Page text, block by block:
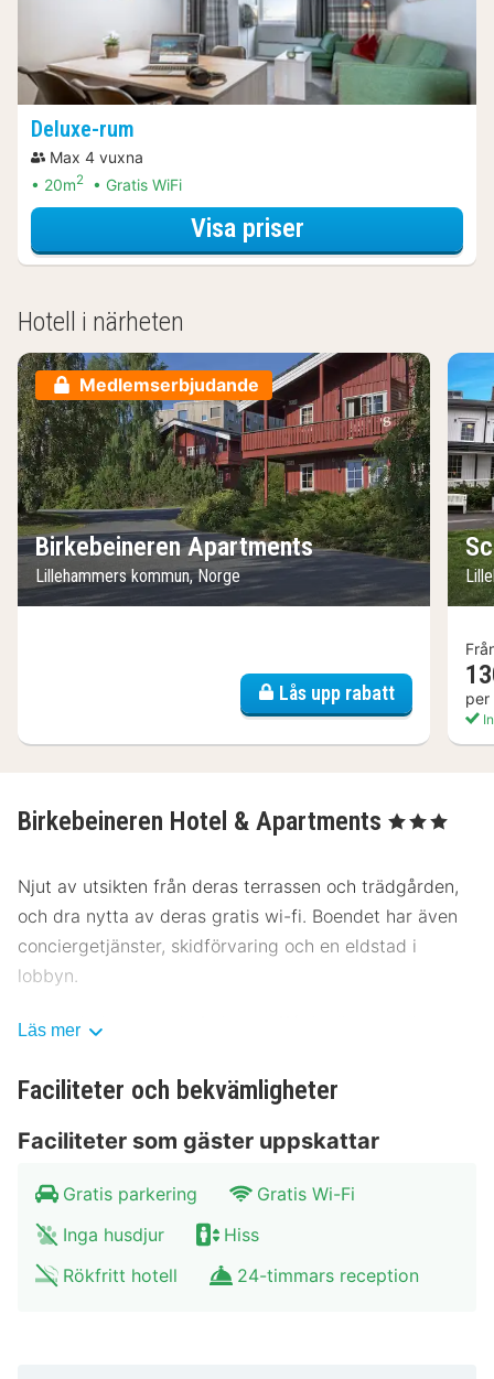
Deluxe-rum
Max 4 vuxna
20m2 Gratis WiFi
Visa priserför Deluxe-rum
Hotell i närheten
Medlemserbjudande
Birkebeineren Apartments
Lillehammers kommun, Norge
Lås upp rabatt per
Birkebeineren Hotel & Apartments , 3 Stjärnor
Njut av utsikten från deras terrassen och trädgården,
och dra nytta av deras gratis wi-fi. Boendet har även
conciergetjänster, skidförvaring och en eldstad i
lobbyn.
Här erbjuds en gratis frukostbuffé dagligen mellan
Gäster har tillgång till bland annat gratis dagstidningar
i lobbyn, reception (öppen dygnet runt) och flerspråkig
personal. På detta hotell erbjuds event- och
konferenslokaler såsom konferensrum och mötesrum.
Avgiftsfri parkering erbjuds på plats.
Känn dig som hemma i ett av de 54 rummen. Sängen i
Läs mer
Faciliteter och bekvämligheter
Faciliteter som gäster uppskattar
Gratis parkering
Gratis Wi-Fi
Inga husdjur
Hiss
Rökfritt hotell
24-timmars reception